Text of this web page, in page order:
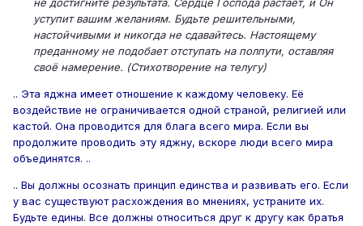
уступит вашим желаниям. Будьте решительными,
настойчивыми и никогда не сдавайтесь. Настоящему
преданному не подобает отступать на полпути, оставляя
своё намерение. (Стихотворение на телугу)
.. Эта яджна имеет отношение к каждому человеку. Её
воздействие не ограничивается одной страной, религией или
кастой. Она проводится для блага всего мира. Если вы
продолжите проводить эту яджну, вскоре люди всего мира
объединятся. ..
.. Вы должны осознать принцип единства и развивать его. Если
у вас существуют расхождения во мнениях, устраните их.
Будьте едины. Все должны относиться друг к другу как братья